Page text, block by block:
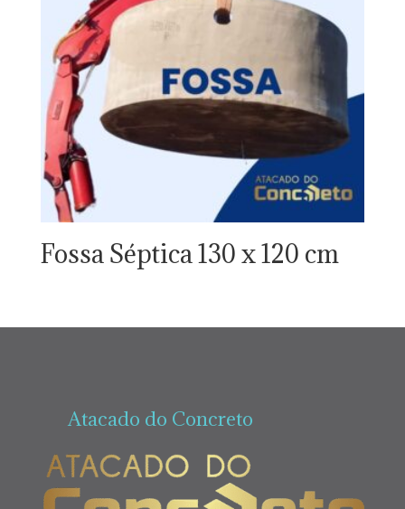
Fossa Séptica 130 x 120 cm
Atacado do Concreto